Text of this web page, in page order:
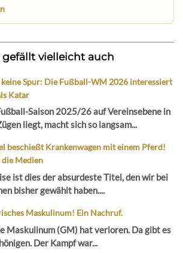
gefällt vielleicht auch
Spur: Die Fußball-WM 2026 interessiert
Katar
Saison 2025/26 auf Vereinsebene in
liegt, macht sich so langsam...
beschießt Krankenwagen mit einem Pferd!
Medien
ist dies der absurdeste Titel, den wir bei
bisher gewählt haben....
Maskulinum! Ein Nachruf.
Maskulinum (GM) hat verloren. Da gibt es
Der Kampf war...